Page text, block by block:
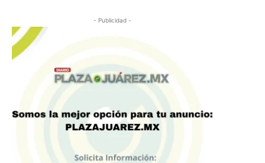
- Publicidad -